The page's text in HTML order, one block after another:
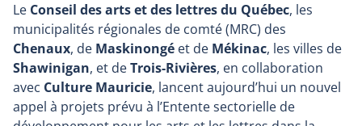
Le Conseil des arts et des lettres du Québec, les
municipalités régionales de comté (MRC) des
Chenaux, de Maskinongé et de Mékinac, les villes de
Shawinigan, et deTrois-Rivières, en collaboration
avec Culture Mauricie, lancent aujourd’hui un nouvel
appel à projets prévu à l’Entente sectorielle de